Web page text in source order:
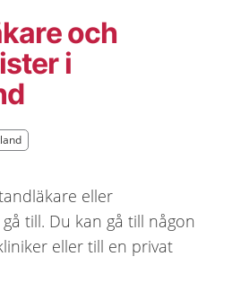
och
i
eller
till. Du kan gå till någon
eller till en privat